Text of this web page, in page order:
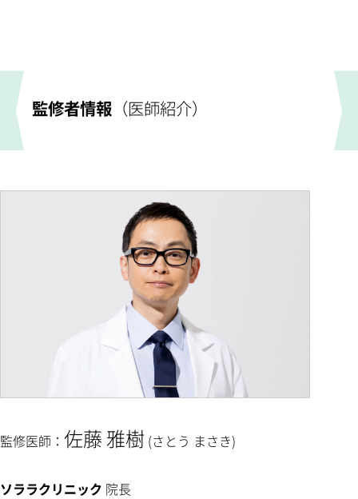
監修者情報 （医師紹介）
監修医師： 佐藤 雅樹 (さとう まさき)
ソララクリニック 院長